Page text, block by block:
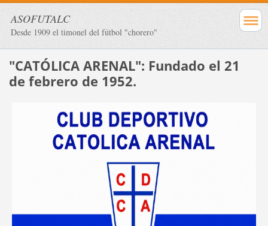
ASOFUTALC
Desde 1909 el timonel del fútbol "chorero"
"CATÓLICA ARENAL": Fundado el 21
de febrero de 1952.